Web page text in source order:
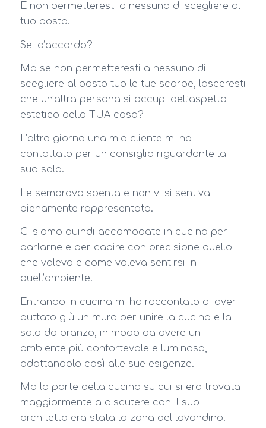
E non permetteresti a nessuno di scegliere al
tuo posto.
Sei d’accordo?
Ma se non permetteresti a nessuno di
scegliere al posto tuo le tue scarpe, lasceresti
che un’altra persona si occupi dell’aspetto
estetico della TUA casa?
L’altro giorno una mia cliente mi ha
contattato per un consiglio riguardante la
sua sala.
Le sembrava spenta e non vi si sentiva
pienamente rappresentata.
Ci siamo quindi accomodate in cucina per
parlarne e per capire con precisione quello
che voleva e come voleva sentirsi in
quell’ambiente.
Entrando in cucina mi ha raccontato di aver
buttato giù un muro per unire la cucina e la
sala da pranzo, in modo da avere un
ambiente più confortevole e luminoso,
adattandolo così alle sue esigenze.
Ma la parte della cucina su cui si era trovata
maggiormente a discutere con il suo
architetto era stata la zona del lavandino.